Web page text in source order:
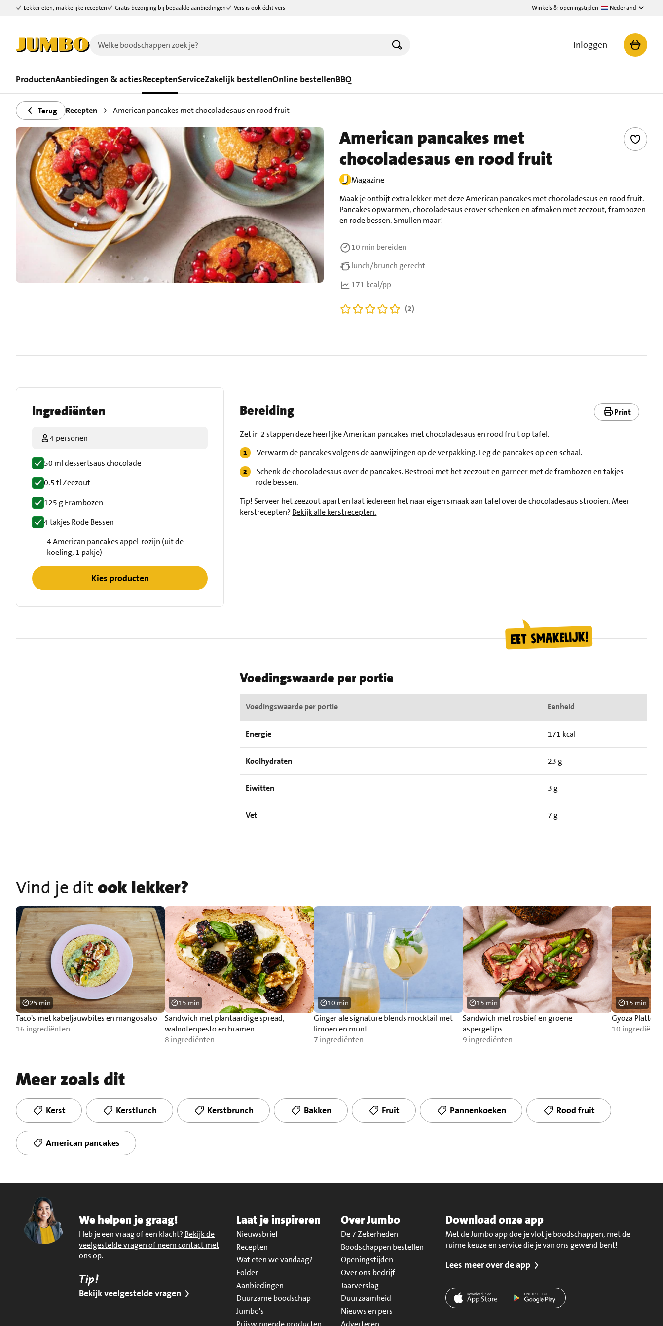
Ga naar zoeken
Ga naar hoofdinhoud
Lekker eten, makkelijke recepten Gratis bezorging bij bepaalde aanbiedingen Vers is ook écht vers Winkels & openingstijden Nederland
Inloggen
ProductenAanbiedingen & actiesReceptenServiceZakelijk bestellenOnline bestellenBBQ
Terug Recepten American pancakes met chocoladesaus en rood fruit
American pancakes met
chocoladesaus en rood fruit
Magazine
Maak je ontbijt extra lekker met deze American pancakes met chocoladesaus en rood fruit.
Pancakes opwarmen, chocoladesaus erover schenken en afmaken met zeezout, frambozen
en rode bessen. Smullen maar!
10 min bereiden
lunch/brunch gerecht
171 kcal/pp
(2)
Ingrediënten
4 personen
50 ml dessertsaus chocolade
0.5 tl Zeezout
125 g Frambozen
4 takjes Rode Bessen
4 American pancakes appel-rozijn (uit de
koeling, 1 pakje)
Kies producten
Bereiding Print
Zet in 2 stappen deze heerlijke American pancakes met chocoladesaus en rood fruit op tafel.
Verwarm de pancakes volgens de aanwijzingen op de verpakking. Leg de pancakes op een schaal.
Schenk de chocoladesaus over de pancakes. Bestrooi met het zeezout en garneer met de frambozen en takjes
rode bessen.
Tip! Serveer het zeezout apart en laat iedereen het naar eigen smaak aan tafel over de chocoladesaus strooien. Meer
kerstrecepten? Bekijk alle kerstrecepten.
Voedingswaarde per portie
Voedingswaarde per portie Eenheid
Energie 171 kcal
Koolhydraten 23 g
Eiwitten 3 g
Vet 7 g
Vind je ditook lekker?
Taco's met kabeljauwbites en mangosalso
16 ingrediënten
25 min
Sandwich met plantaardige spread,
walnotenpesto en bramen.
8 ingrediënten
15 min
Ginger ale signature blends mocktail met
limoen en munt
7 ingrediënten
10 min
Sandwich met rosbief en groene
aspergetips
9 ingrediënten
15 min
Gyoza Platter
10
15 min
Meer zoals dit
Kerst Kerstlunch Kerstbrunch Bakken Fruit Pannenkoeken Rood fruit
American pancakes
We helpen je graag!
Heb je een vraag of een klacht? Bekijk de
veelgestelde vragen of neem contact met
ons op.
Tip!
Bekijk veelgestelde vragen
Laat je inspireren
Nieuwsbrief
Recepten
Wat eten we vandaag?
Folder
Aanbiedingen
Duurzame boodschap
Jumbo's
Prijswinnende producten
Over Jumbo
De 7 Zekerheden
Boodschappen bestellen
Openingstijden
Over ons bedrijf
Jaarverslag
Duurzaamheid
Nieuws en pers
Adverteren
Download onze app
Met de Jumbo app doe je vlot je boodschappen, met de
ruime keuze en service die je van ons gewend bent!
Lees meer over de app